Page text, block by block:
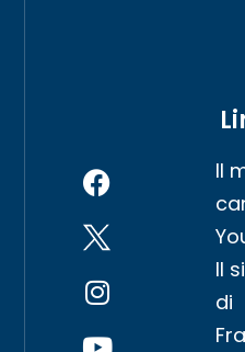
Il
Il
di